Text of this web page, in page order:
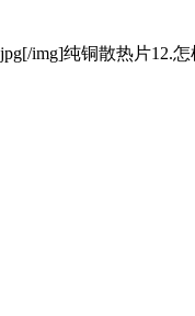
img]纯铜散热片12.